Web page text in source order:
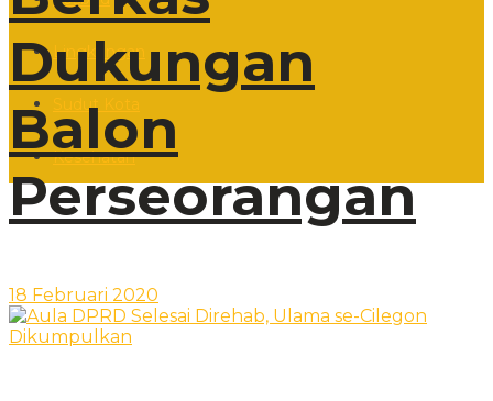
Lingkungan
Sudut Kota
Kesehatan
Dukungan
Balon
Perseorangan
18 Februari 2020